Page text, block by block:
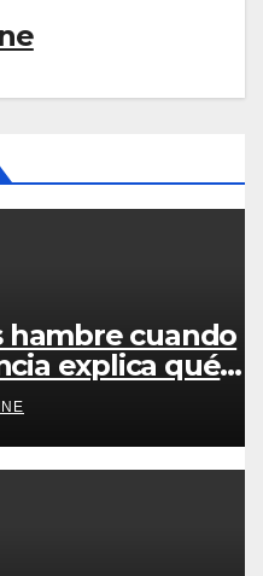
hambre cuando
explica qué